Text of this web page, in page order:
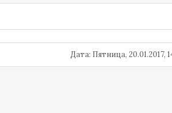
Дата: Пятница, 20.01.2017,